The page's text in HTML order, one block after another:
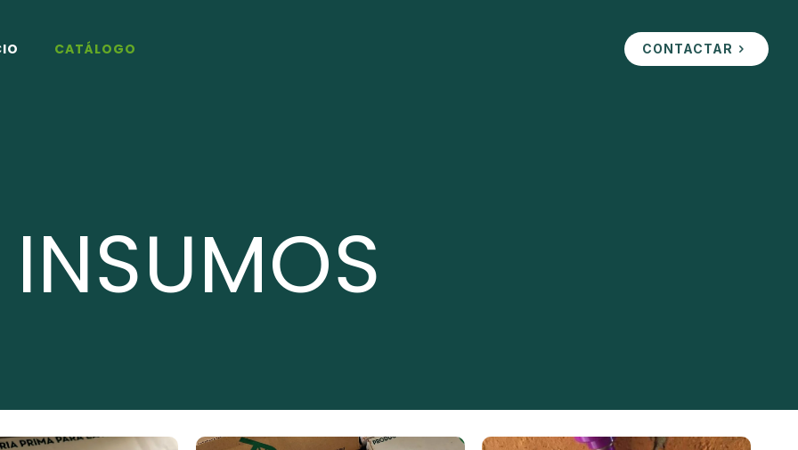
CATÁLOGO CONTACTAR
INSUMOS